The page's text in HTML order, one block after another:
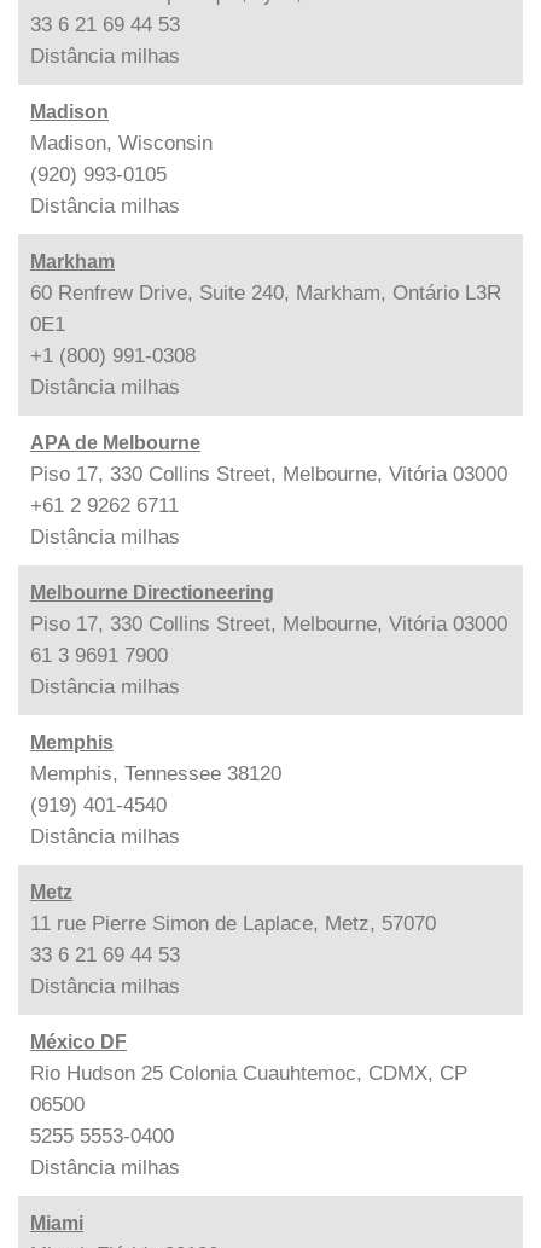
33 6 21 69 44 53
Distância milhas
Madison
Madison, Wisconsin
(920) 993-0105
Distância milhas
Markham
60 Renfrew Drive, Suite 240, Markham, Ontário L3R
0E1
+1 (800) 991-0308
Distância milhas
APA de Melbourne
Piso 17, 330 Collins Street, Melbourne, Vitória 03000
+61 2 9262 6711
Distância milhas
Melbourne Directioneering
Piso 17, 330 Collins Street, Melbourne, Vitória 03000
61 3 9691 7900
Distância milhas
Memphis
Memphis, Tennessee 38120
(919) 401-4540
Distância milhas
Metz
11 rue Pierre Simon de Laplace, Metz, 57070
33 6 21 69 44 53
Distância milhas
México DF
Rio Hudson 25 Colonia Cuauhtemoc, CDMX, CP
06500
5255 5553-0400
Distância milhas
Miami